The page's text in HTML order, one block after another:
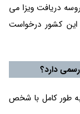
دریافت ویزا می
این کشور درخواست
دارد؟
طور کامل با شخص